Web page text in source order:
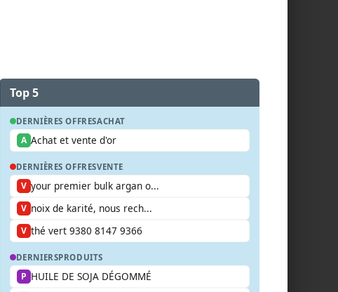
Top 5
DERNIÈRES OFFRESACHAT
A Achat et vente d'or
DERNIÈRES OFFRESVENTE
V your premier bulk argan o...
V noix de karité, nous rech...
V thé vert 9380 8147 9366
DERNIERSPRODUITS
P HUILE DE SOJA DÉGOMMÉ